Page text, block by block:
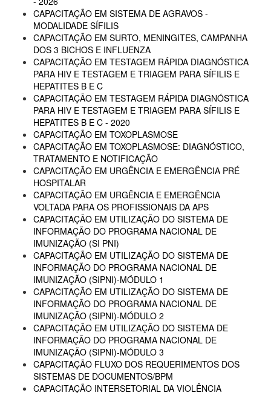
CAPACITAÇÃO EM SISTEMA DE AGRAVOS -
MODALIDADE SÍFILIS
CAPACITAÇÃO EM SURTO, MENINGITES, CAMPANHA
DOS 3 BICHOS E INFLUENZA
CAPACITAÇÃO EM TESTAGEM RÁPIDA DIAGNÓSTICA
PARA HIV E TESTAGEM E TRIAGEM PARA SÍFILIS E
HEPATITES B E C
CAPACITAÇÃO EM TESTAGEM RÁPIDA DIAGNÓSTICA
PARA HIV E TESTAGEM E TRIAGEM PARA SÍFILIS E
HEPATITES B E C - 2020
CAPACITAÇÃO EM TOXOPLASMOSE
CAPACITAÇÃO EM TOXOPLASMOSE: DIAGNÓSTICO,
TRATAMENTO E NOTIFICAÇÃO
CAPACITAÇÃO EM URGÊNCIA E EMERGÊNCIA PRÉ
HOSPITALAR
CAPACITAÇÃO EM URGÊNCIA E EMERGÊNCIA
VOLTADA PARA OS PROFISSIONAIS DA APS
CAPACITAÇÃO EM UTILIZAÇÃO DO SISTEMA DE
INFORMAÇÃO DO PROGRAMA NACIONAL DE
IMUNIZAÇÃO (SI PNI)
CAPACITAÇÃO EM UTILIZAÇÃO DO SISTEMA DE
INFORMAÇÃO DO PROGRAMA NACIONAL DE
IMUNIZAÇÃO (SIPNI)-MÓDULO 1
CAPACITAÇÃO EM UTILIZAÇÃO DO SISTEMA DE
INFORMAÇÃO DO PROGRAMA NACIONAL DE
IMUNIZAÇÃO (SIPNI)-MÓDULO 2
CAPACITAÇÃO EM UTILIZAÇÃO DO SISTEMA DE
INFORMAÇÃO DO PROGRAMA NACIONAL DE
IMUNIZAÇÃO (SIPNI)-MÓDULO 3
CAPACITAÇÃO FLUXO DOS REQUERIMENTOS DOS
SISTEMAS DE DOCUMENTOS/BPM
CAPACITAÇÃO INTERSETORIAL DA VIOLÊNCIA